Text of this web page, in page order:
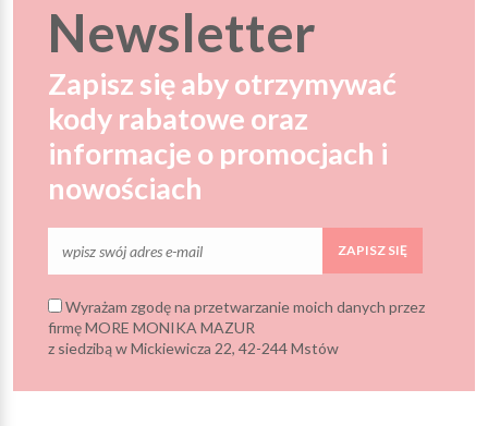
Newsletter
Zapisz się aby otrzymywać
kody rabatowe oraz
informacje o promocjach i
nowościach
ZAPISZ SIĘ
Wyrażam zgodę na przetwarzanie moich danych przez
firmę MORE MONIKA MAZUR
z siedzibą w Mickiewicza 22, 42-244 Mstów